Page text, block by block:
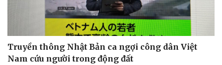
Truyền thông Nhật Bản ca ngợi công dân Việt
Nam cứu người trong động đất